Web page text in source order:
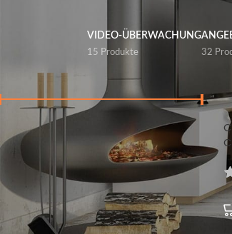
VIDEO-ÜBERWACHUNG
15 Produkte 32
NACH PREIS FILTERN
FILTER
Preis:€ 20
STATUS DER BESTÄNDE
Im Verkauf